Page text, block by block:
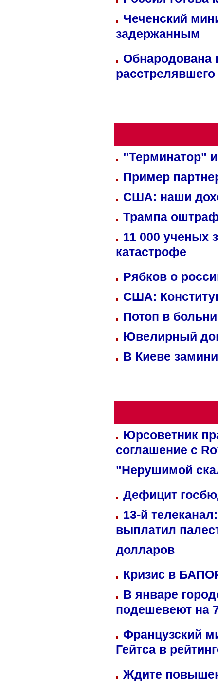
Чеченский
задержанным
Обнародована
"Терминатор"
Пример
США: наши
Трампа
11 000 ученых
катастрофе
Рябков о
США:
Потоп в
Ювелирный
В Киеве
Юрсоветник
соглашение с
"Нерушимой
Дефицит
13-й
выплатил
долларов
Кризис в
В январе
подешевеют на
Французский
Гейтса в
Ждите